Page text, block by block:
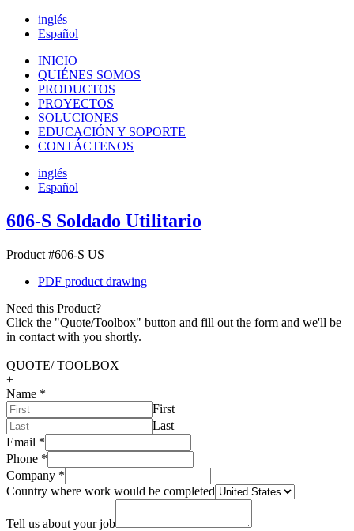
inglés
Español
INICIO
QUIÉNES SOMOS
PRODUCTOS
PROYECTOS
SOLUCIONES
EDUCACIÓN Y SOPORTE
CONTÁCTENOS
inglés
Español
606-S Soldado Utilitario
Product #606-S US
PDF product drawing
Need this Product?
Click the "Quote/Toolbox" button and fill out the form and we'll be
in contact with you shortly.
QUOTE/ TOOLBOX
+
Name *
First
Last
Email *
Phone *
Company *
Country where work would be completed
Tell us about your job